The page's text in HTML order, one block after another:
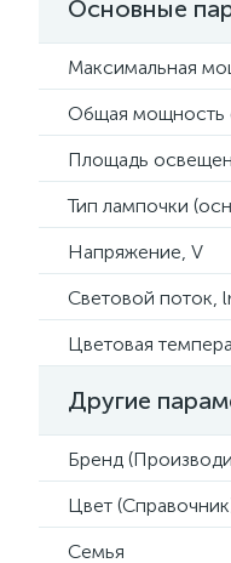
Основные
Максимальная
Общая мощность
Площадь
Тип лампочки
Напряжение, V
Световой поток,
Цветовая
Другие
Бренд
Цвет
Семья